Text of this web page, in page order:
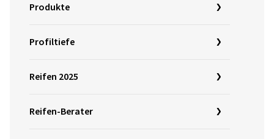
Produkte
Profiltiefe
Reifen 2025
Reifen-Berater